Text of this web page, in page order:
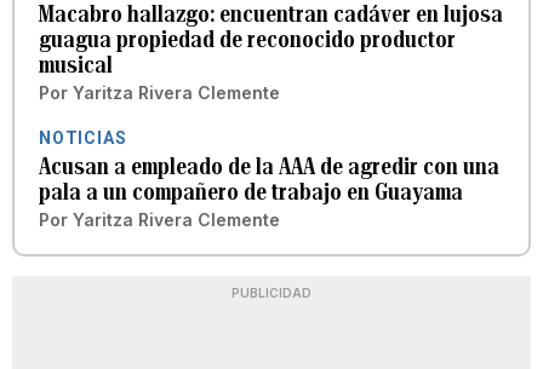
Macabro hallazgo: encuentran cadáver en lujosa
guagua propiedad de reconocido productor
musical
Por Yaritza Rivera Clemente
NOTICIAS
Acusan a empleado de la AAA de agredir con una
pala a un compañero de trabajo en Guayama
Por Yaritza Rivera Clemente
PUBLICIDAD